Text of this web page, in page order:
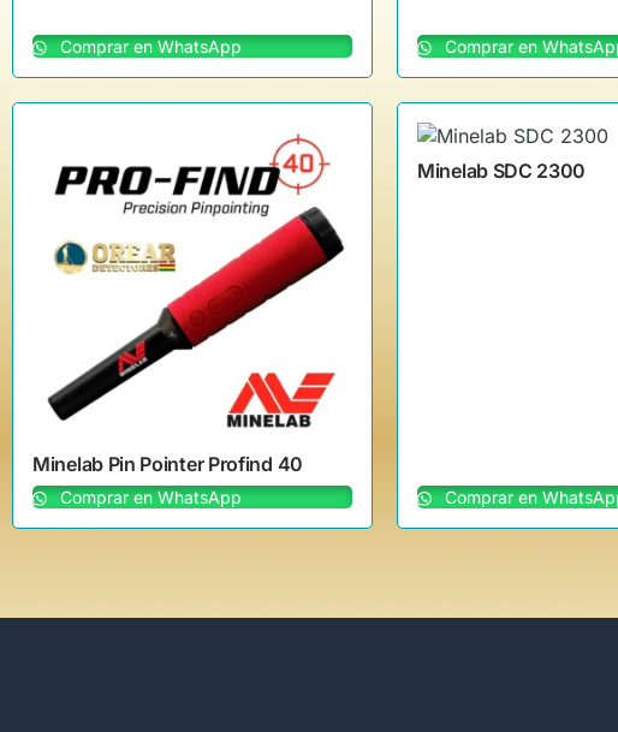
Comprar en WhatsApp Comprar en
Minelab Pin Pointer Profind 40
Comprar en WhatsApp
Minelab SDC 2300
Comprar en